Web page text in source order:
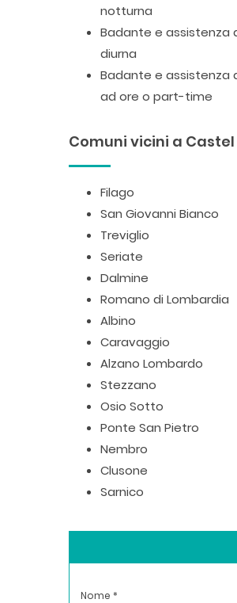
notturna
Badante e assistenza
diurna
Badante e assistenza
ad ore o part-time
Comuni vicini a
Filago
San Giovanni Bianco
Treviglio
Seriate
Dalmine
Romano di Lombardia
Albino
Caravaggio
Alzano Lombardo
Stezzano
Osio Sotto
Ponte San Pietro
Nembro
Clusone
Sarnico
Nome *